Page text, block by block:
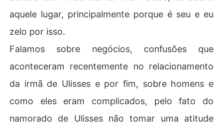
aquele lugar, principalmente porque é seu e eu
zelo por isso.
Falamos sobre negócios, confusões que
aconteceram recentemente no relacionamento
da irmã de Ulisses e por fim, sobre homens e
como eles eram complicados, pelo fato do
namorado de Ulisses não tomar uma atitude